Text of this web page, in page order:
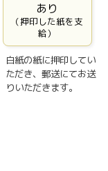
あり
（押印した紙を支
給）
白紙の紙に押印してい
ただき、郵送にてお送
りいただきます。